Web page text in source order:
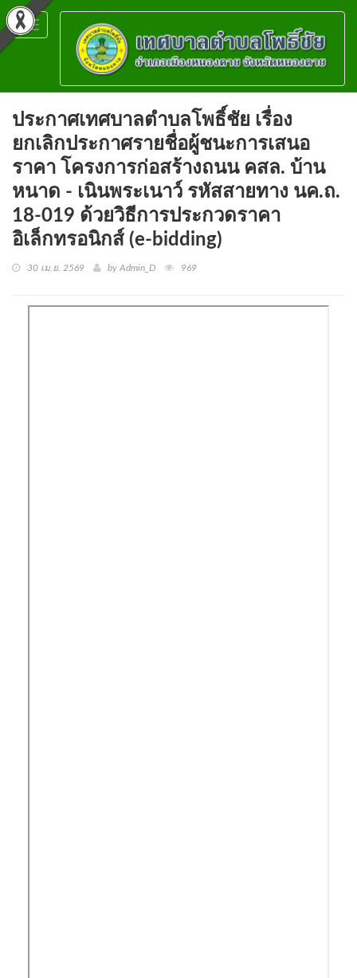
Toggle
navigation
ประกาศเทศบาลตำบลโพธิ์ชัย เรื่อง
ยกเลิกประกาศรายชื่อผู้ชนะการเสนอ
ราคา โครงการก่อสร้างถนน คสล. บ้าน
หนาด - เนินพระเนาว์ รหัสสายทาง นค.ถ.
18-019 ด้วยวิธีการประกวดราคา
อิเล็กทรอนิกส์ (e-bidding)
30 เม.ย. 2569 by Admin_D 969